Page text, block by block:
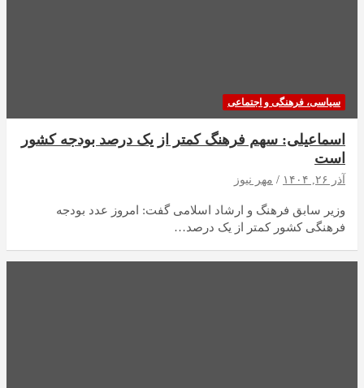
سیاسی، فرهنگی و اجتماعی
اسماعیلی: سهم فرهنگ کمتر از یک درصد بودجه کشور
است
آذر ۲۶, ۱۴۰۴ مهر نیوز
وزیر سابق فرهنگ و ارشاد اسلامی گفت: امروز عدد بودجه
فرهنگی کشور کمتر از یک درصد…